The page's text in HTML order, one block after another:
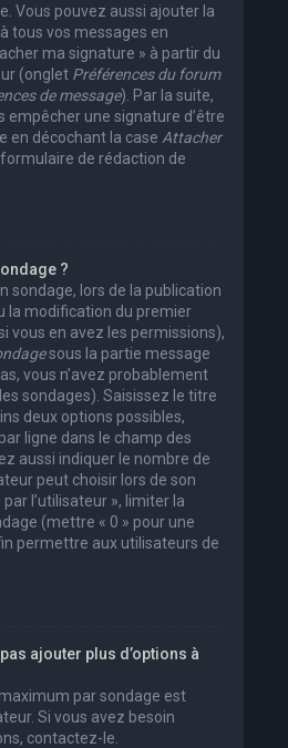
Vous pouvez aussi ajouter la
tous vos messages en
ma signature » à partir du
(onglet Préférences du forum
de message). Par la suite,
empêcher une signature d’être
en décochant la case Attacher
de rédaction de
?
sondage, lors de la publication
la modification du premier
vous en avez les permissions),
sous la partie message
vous n’avez probablement
sondages). Saisissez le titre
deux options possibles,
ligne dans le champ des
aussi indiquer le nombre de
peut choisir lors de son
l’utilisateur », limiter la
(mettre « 0 » pour une
permettre aux utilisateurs de
ajouter plus d’options à
maximum par sondage est
Si vous avez besoin
contactez-le.